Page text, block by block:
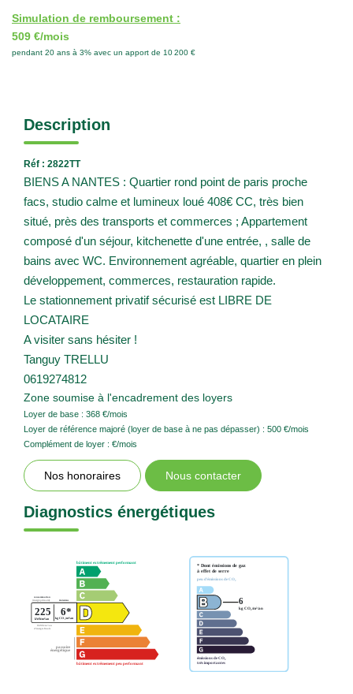
Simulation de remboursement :
509 €/mois
pendant 20 ans à 3% avec un apport de 10 200 €
Description
Réf : 2822TT
BIENS A NANTES : Quartier rond point de paris proche
facs, studio calme et lumineux loué 408€ CC, très bien
situé, près des transports et commerces ; Appartement
composé d'un séjour, kitchenette d'une entrée, , salle de
bains avec WC. Environnement agréable, quartier en plein
développement, commerces, restauration rapide.
Le stationnement privatif sécurisé est LIBRE DE
LOCATAIRE
A visiter sans hésiter !
Tanguy TRELLU
0619274812
Zone soumise à l'encadrement des loyers
Loyer de base : 368 €/mois
Loyer de référence majoré (loyer de base à ne pas dépasser) : 500 €/mois
Complément de loyer : €/mois
Nos honoraires Nous contacter
Diagnostics énergétiques